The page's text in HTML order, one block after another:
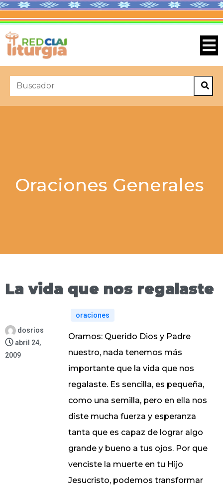
Oraciones Generales
La vida que nos regalaste
dosrios
abril 24,
2009
oraciones
Oramos: Querido Dios y Padre
nuestro, nada tenemos más
importante que la vida que nos
regalaste. Es sencilla, es pequeña,
como una semilla, pero en ella nos
diste mucha fuerza y esperanza
tanta que es capaz de lograr algo
grande y bueno a tus ojos. Por que
venciste la muerte en tu Hijo
Jesucristo, podemos transformar